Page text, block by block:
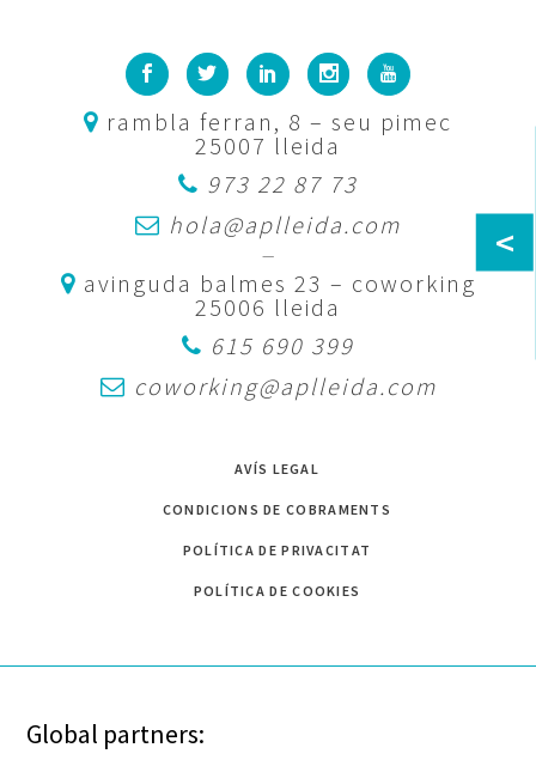
rambla ferran, 8 – seu pimec
25007 lleida
973 22 87 73
hola@aplleida.com
—
avinguda balmes 23 – coworking
25006 lleida
615 690 399
coworking@aplleida.com
AVÍS LEGAL
CONDICIONS DE COBRAMENTS
POLÍTICA DE PRIVACITAT
POLÍTICA DE COOKIES
Global partners:
<